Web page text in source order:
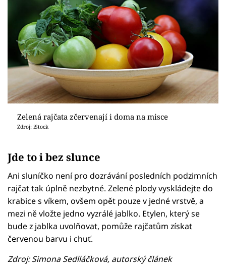
Zelená rajčata zčervenají i doma na misce
Zdroj: iStock
Jde to i bez slunce
Ani sluníčko není pro dozrávání posledních podzimních
rajčat tak úplně nezbytné. Zelené plody vyskládejte do
krabice s víkem, ovšem opět pouze v jedné vrstvě, a
mezi ně vložte jedno vyzrálé jablko. Etylen, který se
bude z jablka uvolňovat, pomůže rajčatům získat
červenou barvu i chuť.
Zdroj: Simona Sedlláčková, autorský článek